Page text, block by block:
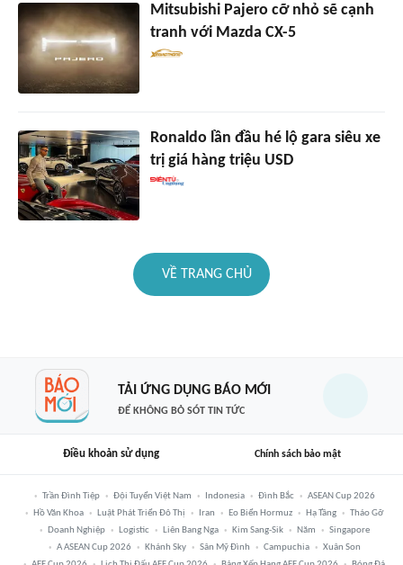
Mitsubishi Pajero cỡ nhỏ sẽ cạnh
tranh với Mazda CX-5
Ronaldo lần đầu hé lộ gara siêu xe
trị giá hàng triệu USD
VỀ TRANG CHỦ
TẢI ỨNG DỤNG BÁO MỚI
ĐỂ KHÔNG BỎ SÓT TIN TỨC
Điều khoản sử dụng Chính sách bảo mật
Trần Đình Tiệp Đội Tuyển Việt Nam Indonesia Đình Bắc
ASEAN Cup 2026
Hồ Văn Khoa
Luật Phát Triển Đô Thị Iran Eo Biển Hormuz Hạ Tầng
Tháo Gỡ
Doanh Nghiệp
Logistic Liên Bang Nga Kim Sang-Sik Năm
Singapore
A ASEAN Cup 2026
Khánh Sky Sân Mỹ Đình Campuchia
Xuân Son